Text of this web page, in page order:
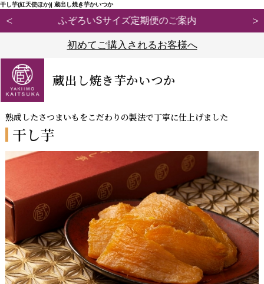
干し芋(紅天使ほか)| 蔵出し焼き芋かいつか
【重要】弊社ブランド「紅天使※」の模倣品にご注意ください
初めてご購入されるお客様へ
蔵出し焼き芋かいつか
熟成したさつまいもをこだわりの製法で丁寧に仕上げました
干し芋